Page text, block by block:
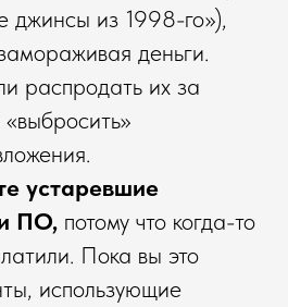
джинсы из 1998-го»),
деньги.
распродать их за
устаревшие
ПО, потому что когда-то
Пока вы это
использующие